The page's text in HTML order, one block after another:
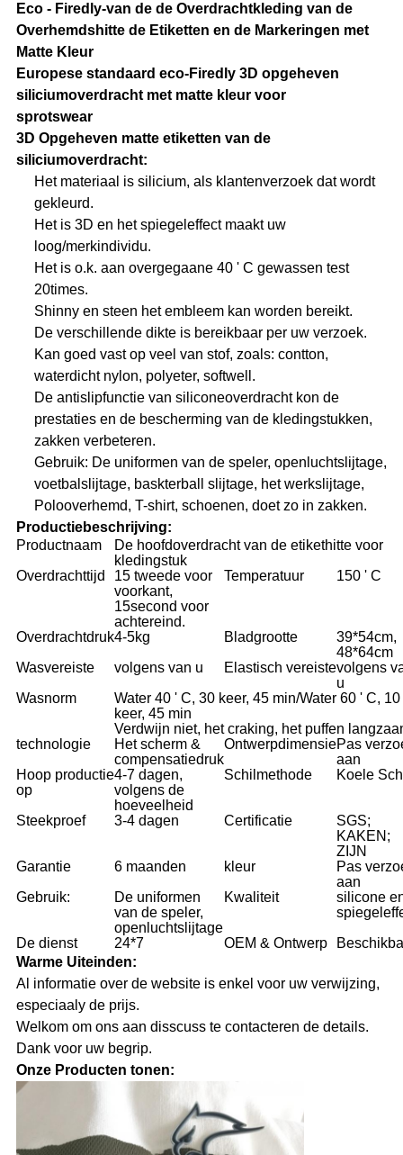
Eco - Firedly-van de de Overdrachtkleding van de
Overhemdshitte de Etiketten en de Markeringen met
Matte Kleur
Europese standaard eco-Firedly 3D opgeheven
siliciumoverdracht met matte kleur voor
sprotswear
3D Opgeheven matte etiketten van de
siliciumoverdracht:
Het materiaal is silicium, als klantenverzoek dat wordt
gekleurd.
Het is 3D en het spiegeleffect maakt uw
loog/merkindividu.
Het is o.k. aan overgegaane 40 ' C gewassen test
20times.
Shinny en steen het embleem kan worden bereikt.
De verschillende dikte is bereikbaar per uw verzoek.
Kan goed vast op veel van stof, zoals: contton,
waterdicht nylon, polyeter, softwell.
De antislipfunctie van siliconeoverdracht kon de
prestaties en de bescherming van de kledingstukken,
zakken verbeteren.
Gebruik: De uniformen van de speler, openluchtslijtage,
voetbalslijtage, baskterball slijtage, het werkslijtage,
Polooverhemd, T-shirt, schoenen, doet zo in zakken.
Productiebeschrijving:
Productnaam
De hoofdoverdracht van de etikethitte voor
kledingstuk
Overdrachttijd
15 tweede voor
voorkant,
15second voor
achtereind.
Temperatuur 150 ' C
Overdrachtdruk4-5kg Bladgrootte
39*54cm,
48*64cm
Wasvereiste
volgens van u Elastisch vereistevolgens
u
Wasnorm
Water 40 ' C, 30 keer, 45 min/Water 60 ' C, 10
keer, 45 min
Verdwijn niet, het craking, het puffen
technologie
Het scherm &
compensatiedruk
OntwerpdimensiePas
aan
Hoop productie
op
4-7 dagen,
volgens de
hoeveelheid
Schilmethode Koele
Steekproef 3-4 dagen Certificatie
SGS;
KAKEN;
ZIJN
Garantie
6 maanden kleur
Pas
aan
Gebruik:
De uniformen
van de speler,
openluchtslijtage
Kwaliteit
silicone
De dienst
24*7 OEM & Ontwerp
Warme Uiteinden:
Al informatie over de website is enkel voor uw verwijzing,
especiaaly de prijs.
Welkom om ons aan disscuss te contacteren de details.
Dank voor uw begrip.
Onze Producten tonen: